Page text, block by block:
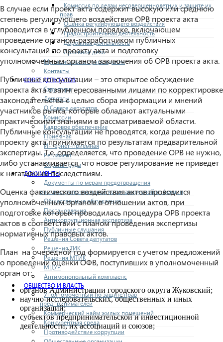
Комиссия по делам несовершеннолетних и защите их
прав
Оценка регулирующего воздействия
Градостроительная деятельность
Дорожная деятельность
Архивное дело
Муниципальные учреждения
Контакты
СОВЕТ ДЕПУТАТОВ
Структура
Депутаты
О Совете депутатов
Комиссии
Кадровое обеспечение
Приемная
Интернет-приемная
Регламент
Охрана труда
ДОКУМЕНТЫ
Документы по мерам предотвращения
распространения новой коронавирусной инфекции
Общественные обсуждения
Постановления
Антикоррупционная экспертиза
Публичные слушания
Решения Совета депутатов
Решения ТИК
Решения МТИК
МЦУР
Антимонопольный комплаенс
ОБЩЕСТВО И ВЛАСТЬ
Уполномоченный по защите прав
предпринимателей
Коммерческий найм жилых помещений
Конкурентная среда
Противодействие коррупции
В случае если проект акта содержит высокую или среднюю
степень регулирующего воздействия ОРВ проекта акта
проводится в углубленном порядке, включающем
проведение органом-разработчиком публичных
консультаций по проекту акта и подготовку
уполномоченным органом заключения об ОРВ проекта акта.
Публичные консультации – это открытое обсуждение
проекта акта с заинтересованными лицами по корректировке
законодательства с целью сбора информации и мнений
участников рынка, которые обладают актуальными
практическими знаниями в рассматриваемой области.
Публичные консультации не проводятся, когда решение по
проекту акта принимается по результатам предварительной
экспертизы. Т.е. определяется, что проведение ОРВ не нужно,
либо устанавливается, что новое регулирование не приведет
к негативным последствиям.
Оценка фактического воздействия актов проводится
уполномоченным органом в отношении актов, при
подготовке которых проводилась процедура ОРВ проекта
актов в соответствии с планом проведения экспертизы
нормативных правовых актов.
План на очередной год формируется с учетом предложений
о проведении оценки ОФВ, поступивших в уполномоченный
орган от:
органов Администрации городского округа Жуковский;
научно-исследовательских, общественных и иных
организаций;
субъектов предпринимательской и инвестиционной
деятельности, их ассоциаций и союзов;